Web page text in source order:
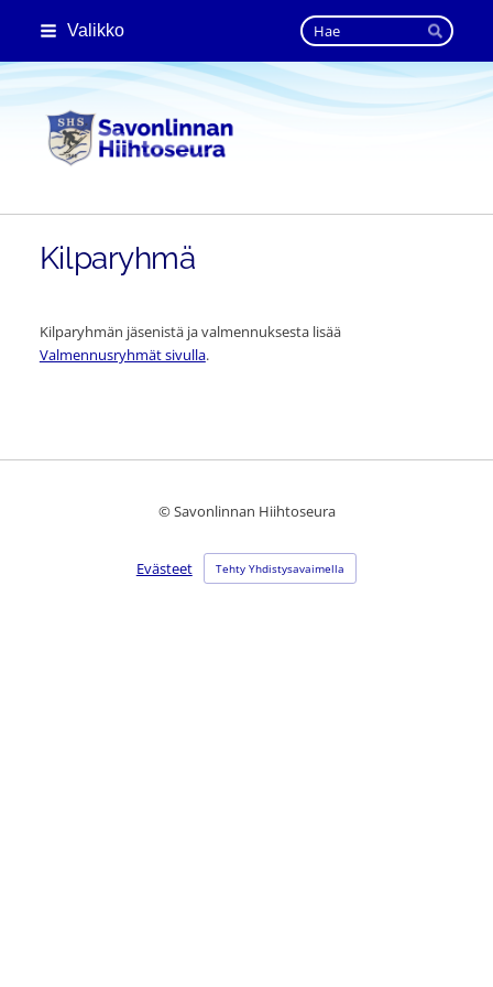
Siirry
sisältöön
Valikko Haku
Hae
Savonlinnan Hiihtoseura
Kilparyhmä
Kilparyhmän jäsenistä ja valmennuksesta lisää
Valmennusryhmät sivulla.
©Savonlinnan Hiihtoseura
Evästeet Tehty Yhdistysavaimella